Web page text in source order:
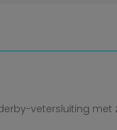
vetersluiting met